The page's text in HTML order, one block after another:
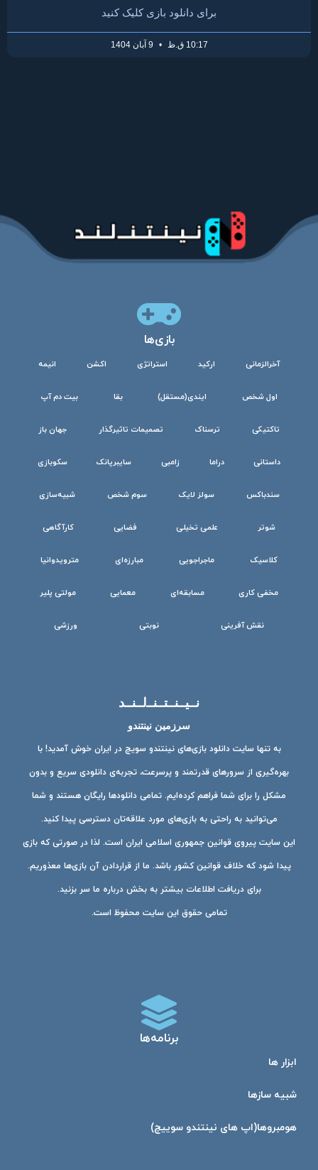
برای دانلود بازی کلیک کنید
10:17 ق.ظ
بازی‌ها
آخرالزمانی ارکید استراتژی اکشن انیمه
اول شخص ایندی(مستقل) بقا بیت دم آپ
تاکتیکی ترسناک تصمیمات تاثیرگذار جهان باز
داستانی دراما زامبی سایبرپانک سکوبازی
سندباکس سولز لایک سوم شخص شبیه‌سازی
شوتر علمی تخیلی فضایی کارآگاهی
کلاسیک ماجراجویی مبارزه‌ای مترویدوانیا
مخفی کاری مسابقه‌ای معمایی مولتی پلیر
نقش آفرینی نوبتی ورزشی
نــیــنــتــنــ‌لــنــد
سرزمین نینتندو
به تنها سایت دانلود بازی‌های نینتندو سویچ در ایران خوش آمدید! با
بهره‌گیری از سرورهای قدرتمند و پرسرعت، تجربه‌ی دانلودی سریع و بدون
مشکل را برای شما فراهم کرده‌ایم. تمامی دانلودها رایگان هستند و شما
می‌توانید به راحتی به بازی‌های مورد علاقه‌تان دسترسی پیدا کنید.
این سایت پیروی قوانین جمهوری اسلامی ایران است. لذا در صورتی که بازی
پیدا شود که خلاف قوانین کشور باشد. ما از قراردادن آن بازی‌ها معذوریم.
برای دریافت اطلاعات بیشتر به بخش درباره ما سر بزنید.
تمامی حقوق این سایت محفوظ است.
برنامه‌ها
ابزار ها
شبیه ساز‌ها
هومبرو‌ها(اپ های نینتندو سوییچ)